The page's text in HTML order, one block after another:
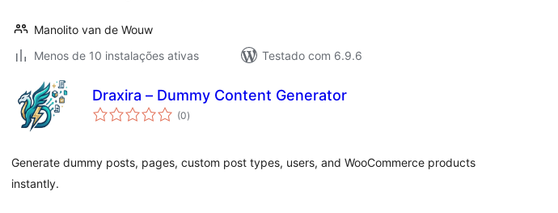
Manolito van de Wouw
Menos de 10 instalações ativas
Testado com 6.9.6
Draxira – Dummy Content Generator
(0avaliações
totais
)
Generate dummy posts, pages, custom post types, users, and WooCommerce products
instantly.